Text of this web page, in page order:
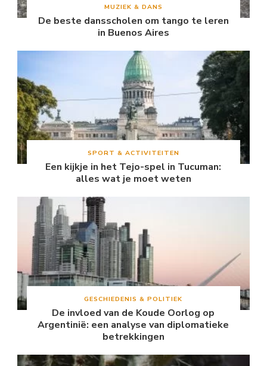
MUZIEK & DANS
De beste dansscholen om tango te leren
in Buenos Aires
SPORT & ACTIVITEITEN
Een kijkje in het Tejo-spel in Tucuman:
alles wat je moet weten
GESCHIEDENIS & POLITIEK
De invloed van de Koude Oorlog op
Argentinië: een analyse van diplomatieke
betrekkingen